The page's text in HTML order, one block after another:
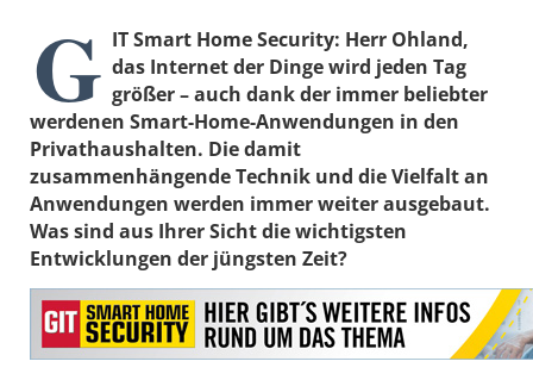
G IT Smart Home Security: Herr Ohland,
das Internet der Dinge wird jeden Tag
größer – auch dank der immer beliebter
werdenen Smart-Home-Anwendungen in den
Privathaushalten. Die damit
zusammenhängende Technik und die Vielfalt an
Anwendungen werden immer weiter ausgebaut.
Was sind aus Ihrer Sicht die wichtigsten
Entwicklungen der jüngsten Zeit?